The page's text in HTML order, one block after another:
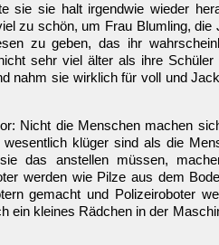
sie sie halt irgendwie wieder
zu schön, um Frau Blumling,
zu geben, das ihr
sehr viel älter als ihre
nahm sie wirklich für voll und
Nicht die Menschen machen
klüger sind als die
das anstellen müssen,
werden wie Pilze aus dem
gemacht und Polizeiroboter
ein kleines Rädchen in der